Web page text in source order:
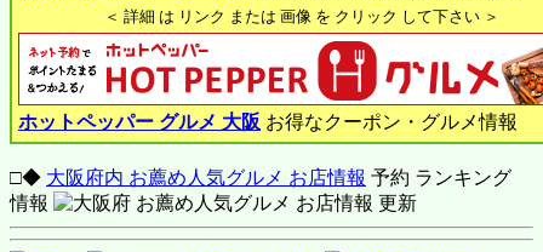
＜ 詳細 は リンク または 画像 を クリック して下さい ＞
ホットペッパー グルメ 大阪 お得なクーポン・グルメ情報
□◆ 大阪府内 お薦め人気グルメ お店情報 予約 ランキング
情報